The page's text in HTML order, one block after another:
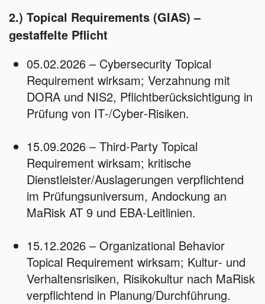
2.) Topical Requirements (GIAS) –
gestaffelte Pflicht
05.02.2026 – Cybersecurity Topical
Requirement wirksam; Verzahnung mit
DORA und NIS2, Pflichtberücksichtigung in
Prüfung von IT‑/Cyber‑Risiken.
15.09.2026 – Third‑Party Topical
Requirement wirksam; kritische
Dienstleister/Auslagerungen verpflichtend
im Prüfungsuniversum, Andockung an
MaRisk AT 9 und EBA‑Leitlinien.
15.12.2026 – Organizational Behavior
Topical Requirement wirksam; Kultur‑ und
Verhaltensrisiken, Risikokultur nach MaRisk
verpflichtend in Planung/Durchführung.